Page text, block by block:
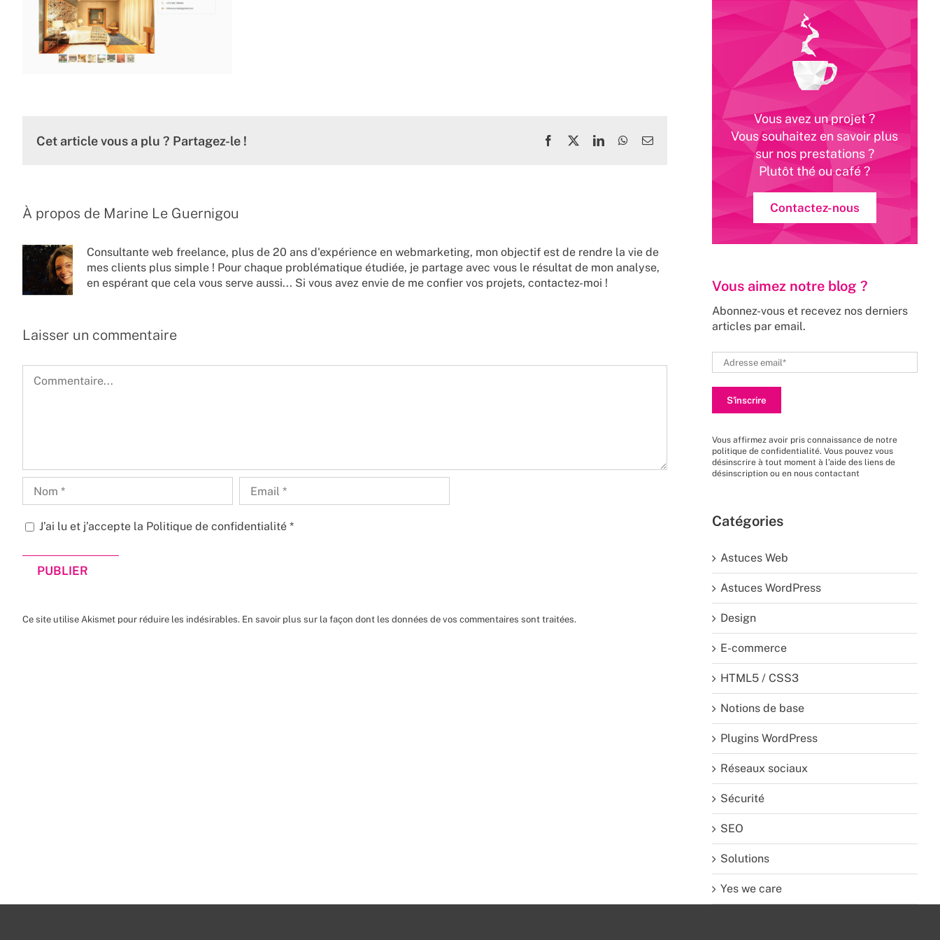
Cet article vous a plu ? Partagez-le ! Facebook
X LinkedInWhatsApp
Email
À propos de Marine Le Guernigou
Consultante web freelance, plus de 20 ans d'expérience en webmarketing, mon objectif est de rendre la vie de
mes clients plus simple ! Pour chaque problématique étudiée, je partage avec vous le résultat de mon analyse,
en espérant que cela vous serve aussi... Si vous avez envie de me confier vos projets, contactez-moi !
Laisser un commentaire
J’ai lu et j’accepte la Politique de confidentialité *
Ce site utilise Akismet pour réduire les indésirables. En savoir plus sur la façon dont les données de vos commentaires sont traitées.
Vous avez un projet ?
Vous souhaitez en savoir plus
sur nos prestations ?
Plutôt thé ou café ?
Contactez-nous
Vous aimez notre blog ?
Abonnez-vous et recevez nos derniers
articles par email.
Vous affirmez avoir pris connaissance de notre
politique de confidentialité. Vous pouvez vous
désinscrire à tout moment à l’aide des liens de
désinscription ou en nous contactant
Catégories
Astuces Web
Astuces WordPress
Design
E-commerce
HTML5 / CSS3
Notions de base
Plugins WordPress
Réseaux sociaux
Sécurité
SEO
Solutions
Yes we care